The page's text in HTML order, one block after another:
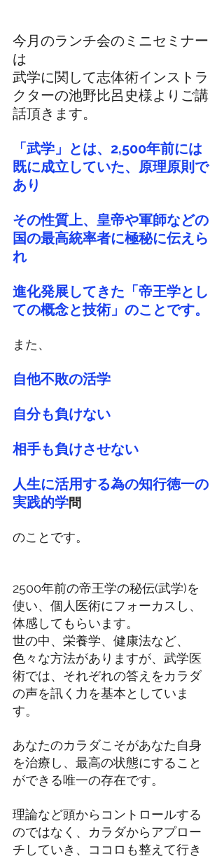
今月のランチ会のミニセミナー
は
武学に関して志体術インストラ
クターの池野比呂史様よりご講
話頂きます。
「武学」とは、2,500年前には
既に成立していた、原理原則で
あり
その性質上、皇帝や軍師などの
国の最高統率者に極秘に伝えら
れ
進化発展してきた「帝王学とし
ての概念と技術」のことです。
また、
自他不敗の活学
自分も負けない
相手も負けさせない
人生に活用する為の知行徳一の
実践的学問
のことです。
2500年前の帝王学の秘伝(武学)を
使い、個人医術にフォーカスし、
体感してもらいます。
世の中、栄養学、健康法など、
色々な方法がありますが、武学医
術では、それぞれの答えをカラダ
の声を訊く力を基本としていま
す。
あなたのカラダこそがあなた自身
を治療し、最高の状態にすること
ができる唯一の存在です。
理論など頭からコントロールする
のではなく、カラダからアプロー
チしていき、ココロも整えて行き